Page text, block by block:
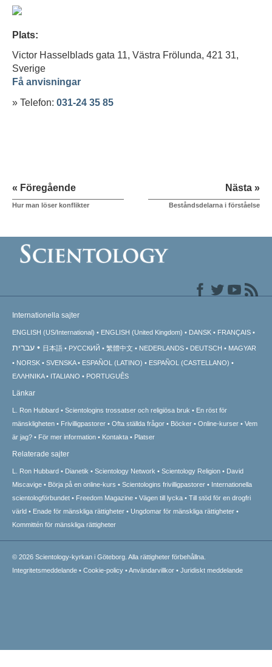
Plats:
Victor Hasselblads gata 11, Västra Frölunda, 421 31,
Sverige
Få anvisningar
» Telefon: 031-24 35 85
« Föregående
Hur man löser konflikter
Nästa »
Beståndsdelarna i förståelse
Internationella sajter
ENGLISH (US/International) ENGLISH (United Kingdom) DANSK FRANÇAIS
עברית 日本語 РУССКИЙ 繁體中文 NEDERLANDS DEUTSCH
MAGYAR
NORSK
SVENSKA ESPAÑOL (LATINO)
ESPAÑOL (CASTELLANO)
ΕΛΛΗΝΙΚA
ITALIANO PORTUGUÊS
Länkar
L. Ron Hubbard Scientologins trossatser och religiösa bruk
En röst för
mänskligheten
Frivilligpastorer Ofta ställda frågor Böcker Online-kurser
Vem
är jag?
För mer information Kontakta Platser
Relaterade sajter
L. Ron Hubbard Dianetik Scientology Network Scientology Religion
David
Miscavige
Börja på en online-kurs Scientologins frivilligpastorer
Internationella
scientologförbundet
Freedom Magazine Vägen till lycka
Till stöd för en drogfri
värld
Enade för mänskliga rättigheter
Ungdomar för mänskliga rättigheter
Kommittén för mänskliga rättigheter
© 2026 Scientology-kyrkan i Göteborg. Alla rättigheter förbehållna.
Integritetsmeddelande • Cookie-policy •Användarvillkor • Juridiskt meddelande